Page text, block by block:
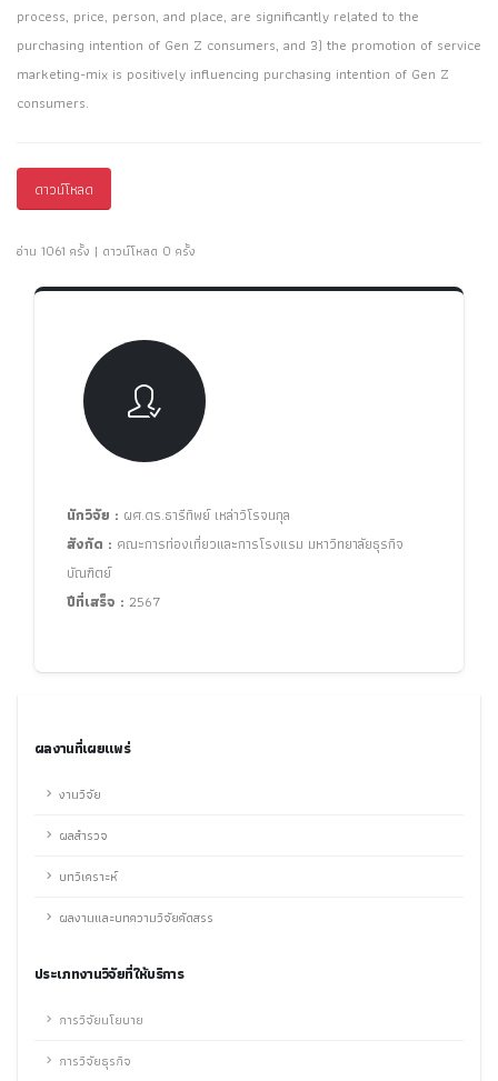
process, price, person, and place, are significantly related to the
purchasing intention of Gen Z consumers, and 3) the promotion of service
marketing-mix is positively influencing purchasing intention of Gen Z
consumers.
ดาวน์โหลด
อ่าน 1061 ครั้ง | ดาวน์โหลด 0 ครั้ง
นักวิจัย : ผศ.ดร.ธารีทิพย์ เหล่าวิโรจนกุล
สังกัด : คณะการท่องเที่ยวและการโรงแรม มหาวิทยาลัยธุรกิจ
บัณฑิตย์
ปีที่เสร็จ : 2567
ผลงานที่เผยแพร่
งานวิจัย
ผลสำรวจ
บทวิเคราะห์
ผลงานและบทความวิจัยคัดสรร
ประเภทงานวิจัยที่ให้บริการ
การวิจัยนโยบาย
การวิจัยธุรกิจ